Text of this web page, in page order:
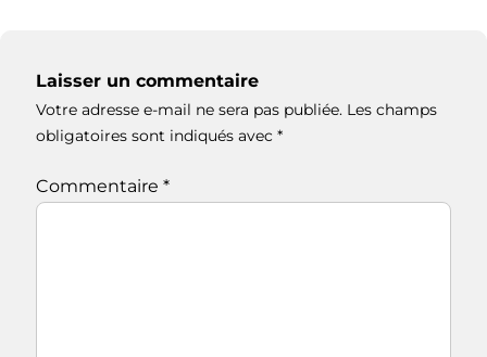
Laisser un commentaire
Votre adresse e-mail ne sera pas publiée. Les champs
obligatoires sont indiqués avec *
Commentaire *